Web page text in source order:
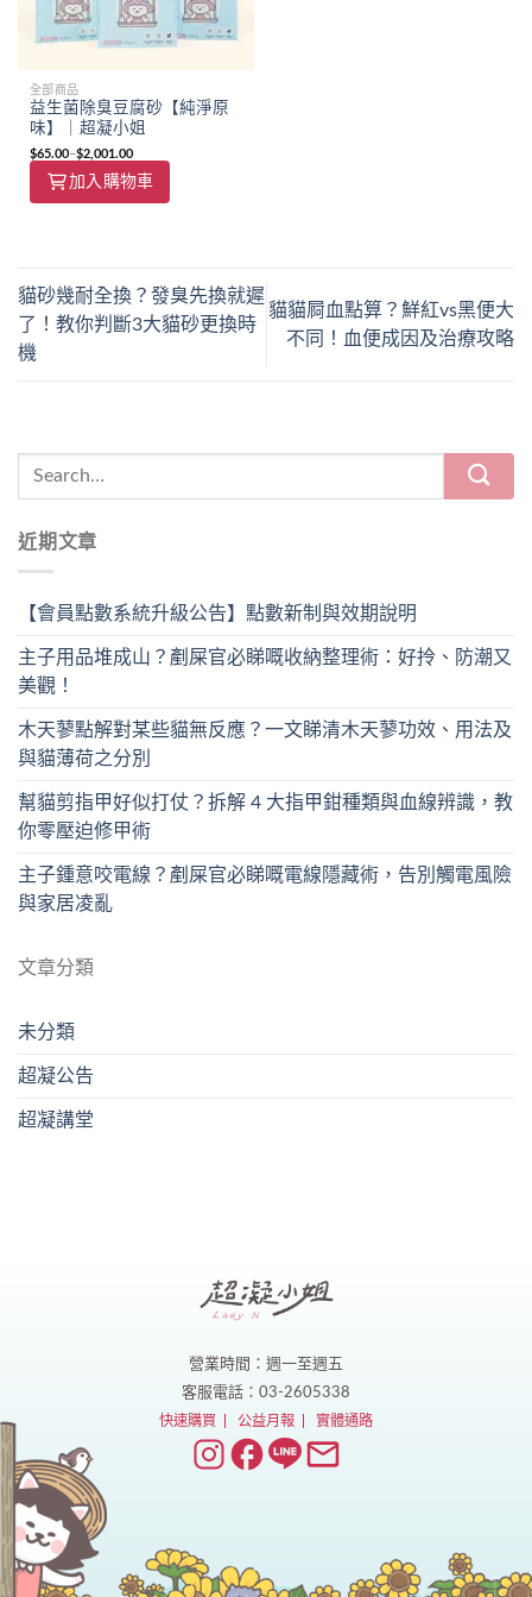
全部商品
益生菌除臭豆腐砂【純淨原
味】｜超凝小姐
$65.00–$2,001.00
加入購物車
貓砂幾耐全換？發臭先換就遲
了！教你判斷3大貓砂更換時
機
貓貓屙血點算？鮮紅vs黑便大
不同！血便成因及治療攻略
近期文章
【會員點數系統升級公告】點數新制與效期說明
主子用品堆成山？剷屎官必睇嘅收納整理術：好拎、防潮又
美觀！
木天蓼點解對某些貓無反應？一文睇清木天蓼功效、用法及
與貓薄荷之分別
幫貓剪指甲好似打仗？拆解 4 大指甲鉗種類與血線辨識，教
你零壓迫修甲術
主子鍾意咬電線？剷屎官必睇嘅電線隱藏術，告別觸電風險
與家居凌亂
文章分類
未分類
超凝公告
超凝講堂
營業時間：週一至週五
客服電話：03-2605338
快速購買 公益月報 實體通路